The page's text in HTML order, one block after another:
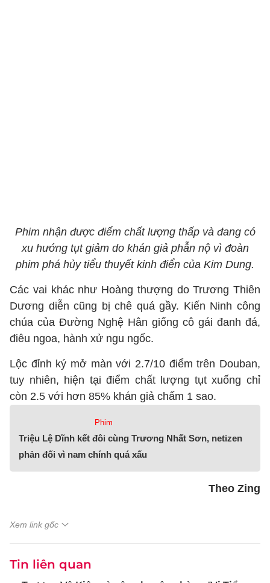
Phim nhận được điểm chất lượng thấp và đang có
xu hướng tụt giảm do khán giả phẫn nộ vì đoàn
phim phá hủy tiểu thuyết kinh điển của Kim Dung.
Các vai khác như Hoàng thượng do Trương Thiên
Dương diễn cũng bị chê quá gầy. Kiến Ninh công
chúa của Đường Nghệ Hân giống cô gái đanh đá,
điêu ngoa, hành xử ngu ngốc.
Lộc đỉnh ký mở màn với 2.7/10 điểm trên Douban,
tuy nhiên, hiện tại điểm chất lượng tụt xuống chỉ
còn 2.5 với hơn 85% khán giả chấm 1 sao.
Phim
Triệu Lệ Dĩnh kết đôi cùng Trương Nhất Sơn, netizen
phản đối vì nam chính quá xấu
Theo Zing
Xem link gốc
Tin liên quan